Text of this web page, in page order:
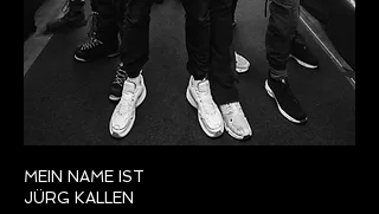
MEIN NAME IST
JÜRG KALLEN